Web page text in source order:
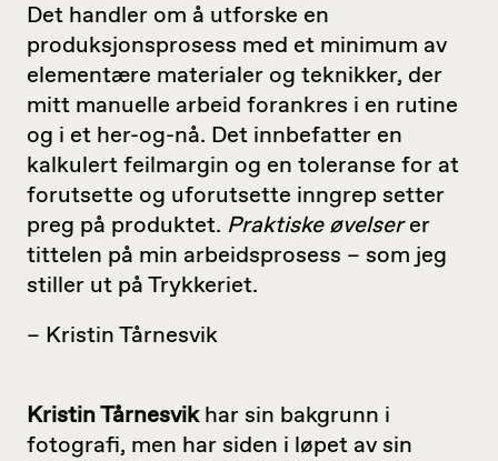
Det handler om å utforske en
produksjonsprosess med et minimum av
elementære materialer og teknikker, der
mitt manuelle arbeid forankres i en rutine
og i et her-og-nå. Det innbefatter en
kalkulert feilmargin og en toleranse for at
forutsette og uforutsette inngrep setter
preg på produktet. Praktiske øvelserer
tittelen på min arbeidsprosess – som jeg
stiller ut på Trykkeriet.
– Kristin Tårnesvik
Kristin Tårnesvikhar sin bakgrunn i
fotografi, men har siden i løpet av sin